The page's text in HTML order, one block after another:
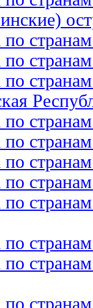
по
по
по
по
по
по
по